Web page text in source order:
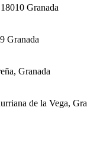
Granada
Granada
Granada
de la Vega,